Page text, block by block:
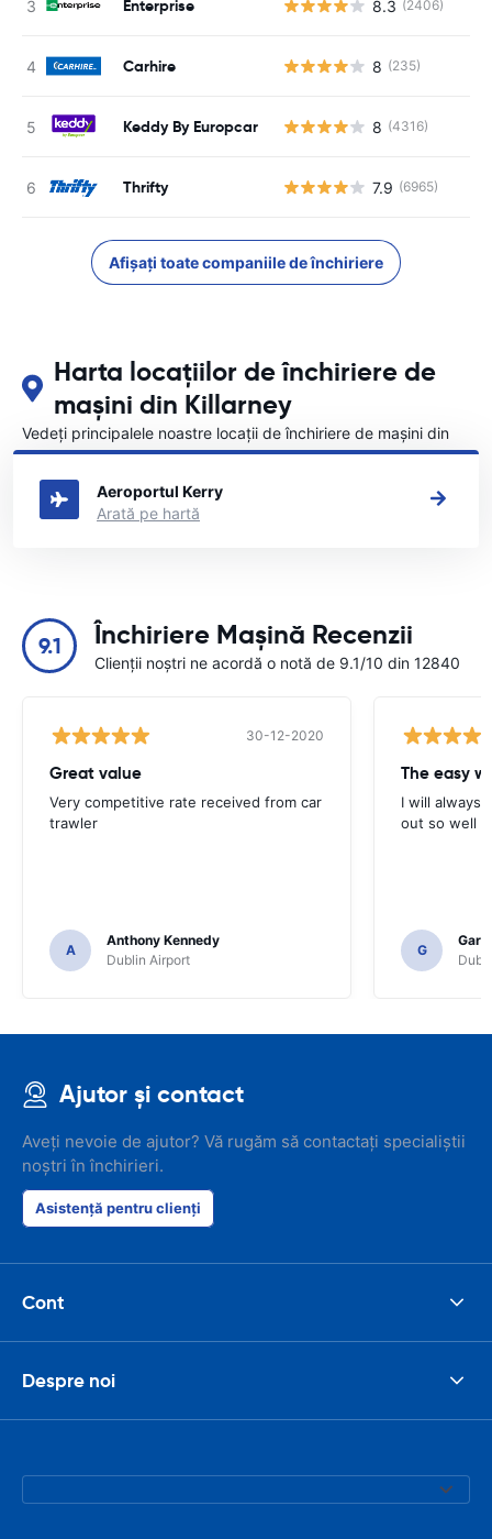
Enterprise 8.3 (2406)
Carhire 8 (235)
Keddy By Europcar 8 (4316)
Thrifty 7.9 (6965)
Afișați toate companiile de închiriere
Harta locațiilor de închiriere de
mașini din Killarney
Vedeți principalele noastre locații de închiriere de mașini din
Killarney
Aeroportul Kerry
Arată pe hartă
9.1 Închiriere Mașină Recenzii
Clienții noștri ne acordă o notă de 9.1/10 din 12840
30-12-2020
Great value
Very competitive rate received from car
trawler
A
Anthony Kennedy
Dublin Airport
I will always
out so well
G
Gary
Ajutor și contact
Aveți nevoie de ajutor? Vă rugăm să contactați specialiștii
noștri în închirieri.
Asistență pentru clienți
Cont
Despre noi